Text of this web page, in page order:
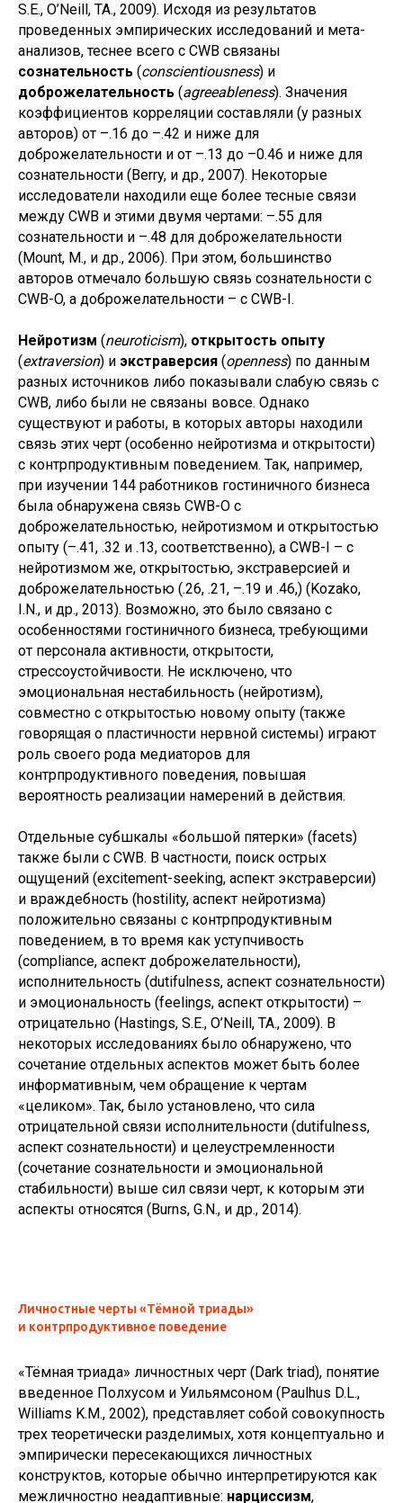
S.E., O’Neill, TA., 2009). Исходя из результатов
проведенных эмпирических исследований и мета-
анализов, теснее всего с CWB связаны
сознательность (conscientiousness) и
доброжелательность (agreeableness). Значения
коэффициентов корреляции составляли (у разных
авторов) от –.16 до –.42 и ниже для
доброжелательности и от –.13 до –0.46 и ниже для
сознательности (Berry, и др., 2007). Некоторые
исследователи находили еще более тесные связи
между CWB и этими двумя чертами: –.55 для
сознательности и –.48 для доброжелательности
(Mount, M., и др., 2006). При этом, большинство
авторов отмечало большую связь сознательности с
CWB-O, а доброжелательности – с CWB-I.
Нейротизм (neuroticism), открытость опыту
(extraversion) и экстраверсия (openness) по данным
разных источников либо показывали слабую связь с
CWB, либо были не связаны вовсе. Однако
существуют и работы, в которых авторы находили
связь этих черт (особенно нейротизма и открытости)
с контрпродуктивным поведением. Так, например,
при изучении 144 работников гостиничного бизнеса
была обнаружена связь CWB-O с
доброжелательностью, нейротизмом и открытостью
опыту (–.41, .32 и .13, соответственно), а CWB-I – с
нейротизмом же, открытостью, экстраверсией и
доброжелательностью (.26, .21, –.19 и .46,) (Kozako,
I.N., и др., 2013). Возможно, это было связано с
особенностями гостиничного бизнеса, требующими
от персонала активности, открытости,
стрессоустойчивости. Не исключено, что
эмоциональная нестабильность (нейротизм),
совместно с открытостью новому опыту (также
говорящая о пластичности нервной системы) играют
роль своего рода медиаторов для
контрпродуктивного поведения, повышая
вероятность реализации намерений в действия.
Отдельные субшкалы «большой пятерки» (facets)
также были с CWB. В частности, поиск острых
ощущений (excitement-seeking, аспект экстраверсии)
и враждебность (hostility, аспект нейротизма)
положительно связаны с контрпродуктивным
поведением, в то время как уступчивость
(сompliance, аспект доброжелательности),
исполнительность (dutifulness, аспект сознательности)
и эмоциональность (feelings, аспект открытости) –
отрицательно (Hastings, S.E., O’Neill, TA., 2009). В
некоторых исследованиях было обнаружено, что
сочетание отдельных аспектов может быть более
информативным, чем обращение к чертам
«целиком». Так, было установлено, что сила
отрицательной связи исполнительности (dutifulness,
аспект сознательности) и целеустремленности
(сочетание сознательности и эмоциональной
стабильности) выше сил связи черт, к которым эти
аспекты относятся (Burns, G.N., и др., 2014).
Личностные черты «Тёмной триады»
и контрпродуктивное поведение
«Тёмная триада» личностных черт (Dark triad), понятие
введенное Полхусом и Уильямсоном (Paulhus D.L.,
Williams K.M., 2002), представляет собой совокупность
трех теоретически разделимых, хотя концептуально и
эмпирически пересекающихся личностных
конструктов, которые обычно интерпретируются как
межличностно неадаптивные: нарциссизм,